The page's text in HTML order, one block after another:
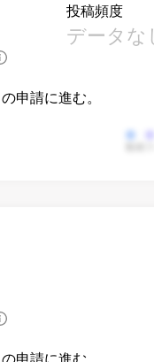
投稿頻度
データな
申請に進む。